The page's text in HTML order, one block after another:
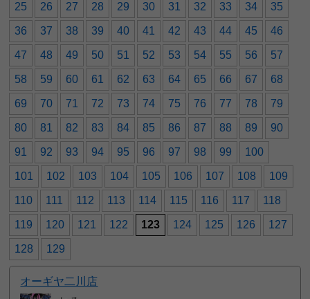
25 26 27 28 29 30 31 32 33 34 35
36 37 38 39 40 41 42 43 44 45 46
47 48 49 50 51 52 53 54 55 56 57
58 59 60 61 62 63 64 65 66 67 68
69 70 71 72 73 74 75 76 77 78 79
80 81 82 83 84 85 86 87 88 89 90
91 92 93 94 95 96 97 98 99 100
101 102 103 104 105 106 107 108 109
110 111 112 113 114 115 116 117 118
119 120 121 122 123 124 125 126 127
128 129
オーギヤ二川店